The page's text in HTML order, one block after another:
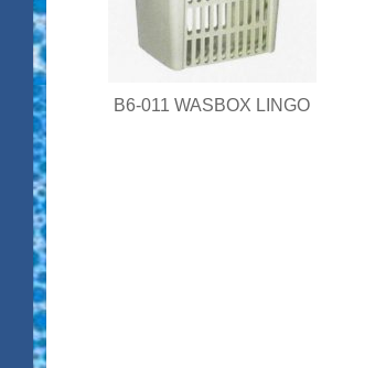
B6-011 WASBOX LINGO